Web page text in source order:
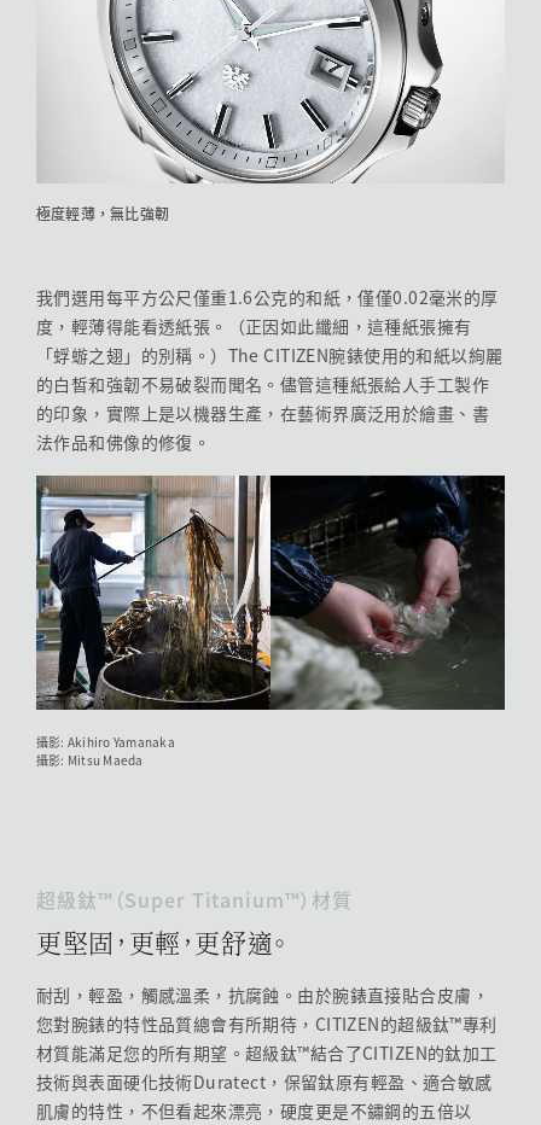
極度輕薄，無比強韌
我們選用每平方公尺僅重1.6公克的和紙，僅僅0.02毫米的厚
度，輕薄得能看透紙張。（正因如此纖細，這種紙張擁有
「蜉蝣之翅」的別稱。）The CITIZEN腕錶使用的和紙以絢麗
的白皙和強韌不易破裂而聞名。儘管這種紙張給人手工製作
的印象，實際上是以機器生產，在藝術界廣泛用於繪畫、書
法作品和佛像的修復。
攝影: Akihiro Yamanaka
攝影: Mitsu Maeda
超級鈦™（Super Titanium™）材質
更堅固，更輕，更舒適。
耐刮，輕盈，觸感溫柔，抗腐蝕。由於腕錶直接貼合皮膚，
您對腕錶的特性品質總會有所期待，CITIZEN的超級鈦™專利
材質能滿足您的所有期望。超級鈦™結合了CITIZEN的鈦加工
技術與表面硬化技術Duratect，保留鈦原有輕盈、適合敏感
肌膚的特性，不但看起來漂亮，硬度更是不鏽鋼的五倍以